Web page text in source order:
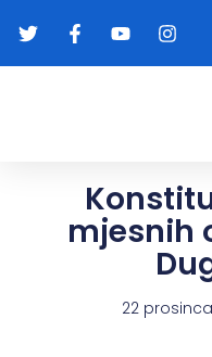
mjesnih
22